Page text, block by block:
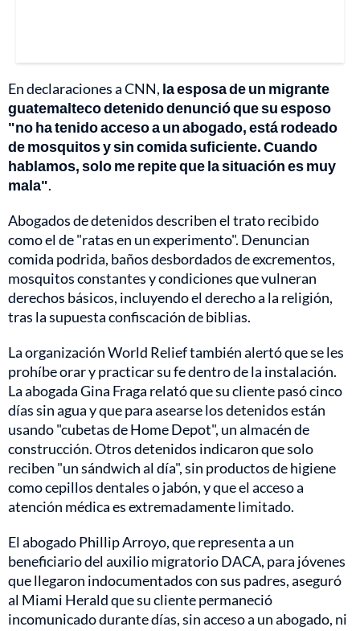
En declaraciones a CNN, la esposa de un migrante
guatemalteco detenido denunció que su esposo
"no ha tenido acceso a un abogado, está rodeado
de mosquitos y sin comida suficiente. Cuando
hablamos, solo me repite que la situación es muy
mala".
Abogados de detenidos describen el trato recibido
como el de "ratas en un experimento". Denuncian
comida podrida, baños desbordados de excrementos,
mosquitos constantes y condiciones que vulneran
derechos básicos, incluyendo el derecho a la religión,
tras la supuesta confiscación de biblias.
La organización World Relief también alertó que se les
prohíbe orar y practicar su fe dentro de la instalación.
La abogada Gina Fraga relató que su cliente pasó cinco
días sin agua y que para asearse los detenidos están
usando "cubetas de Home Depot", un almacén de
construcción. Otros detenidos indicaron que solo
reciben "un sándwich al día", sin productos de higiene
como cepillos dentales o jabón, y que el acceso a
atención médica es extremadamente limitado.
El abogado Phillip Arroyo, que representa a un
beneficiario del auxilio migratorio DACA, para jóvenes
que llegaron indocumentados con sus padres, aseguró
al Miami Herald que su cliente permaneció
incomunicado durante días, sin acceso a un abogado, ni